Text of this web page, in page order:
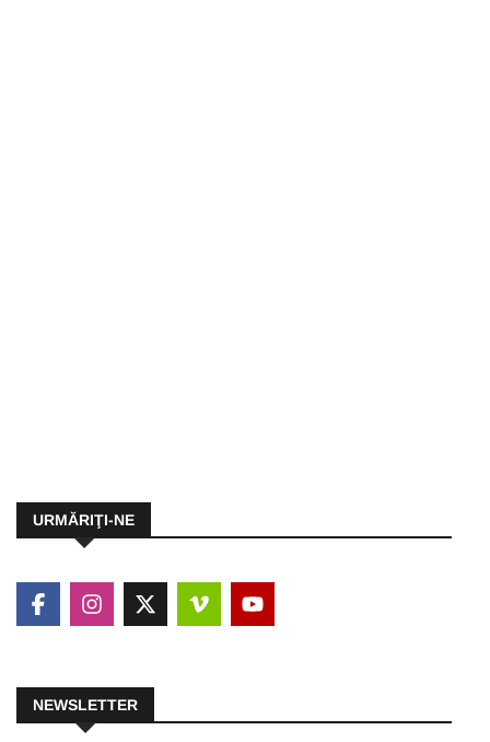
URMĂRIŢI-NE
NEWSLETTER